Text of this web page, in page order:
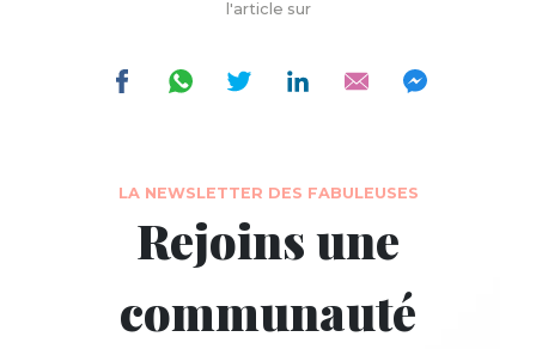
l'article sur
LA NEWSLETTER DES FABULEUSES
Rejoins une
communauté